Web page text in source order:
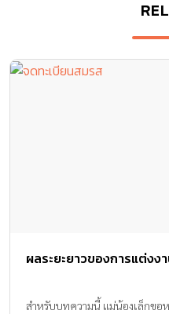
ผลระยะยาวของการแต่งง
สำหรับบทความนี้ แม่น้องเล็กข